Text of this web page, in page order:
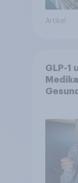
Artikel
GLP-1